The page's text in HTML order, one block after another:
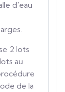
d'eau
2 lots
au
de la